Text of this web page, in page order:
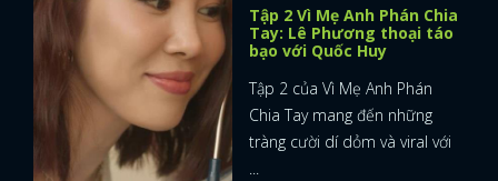
Tập 2 Vì Mẹ Anh Phán Chia
Tay: Lê Phương thoại táo
bạo với Quốc Huy
Tập 2 của Vì Mẹ Anh Phán
Chia Tay mang đến những
tràng cười dí dỏm và viral với
...